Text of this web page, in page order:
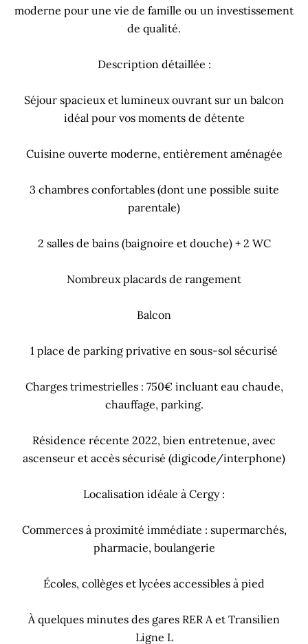
moderne pour une vie de famille ou un investissement
de qualité.
Description détaillée :
Séjour spacieux et lumineux ouvrant sur un balcon
idéal pour vos moments de détente
Cuisine ouverte moderne, entièrement aménagée
3 chambres confortables (dont une possible suite
parentale)
2 salles de bains (baignoire et douche) + 2 WC
Nombreux placards de rangement
Balcon
1 place de parking privative en sous-sol sécurisé
Charges trimestrielles : 750€ incluant eau chaude,
chauffage, parking.
Résidence récente 2022, bien entretenue, avec
ascenseur et accès sécurisé (digicode/interphone)
Localisation idéale à Cergy :
Commerces à proximité immédiate : supermarchés,
pharmacie, boulangerie
Écoles, collèges et lycées accessibles à pied
À quelques minutes des gares RER A et Transilien
Ligne L